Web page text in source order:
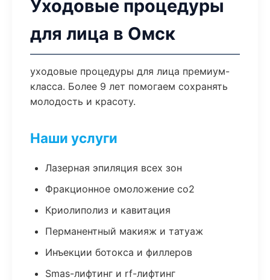
Уходовые процедуры
для лица в Омск
уходовые процедуры для лица премиум-
класса. Более 9 лет помогаем сохранять
молодость и красоту.
Наши услуги
Лазерная эпиляция всех зон
Фракционное омоложение co2
Криолиполиз и кавитация
Перманентный макияж и татуаж
Инъекции ботокса и филлеров
Smas-лифтинг и rf-лифтинг